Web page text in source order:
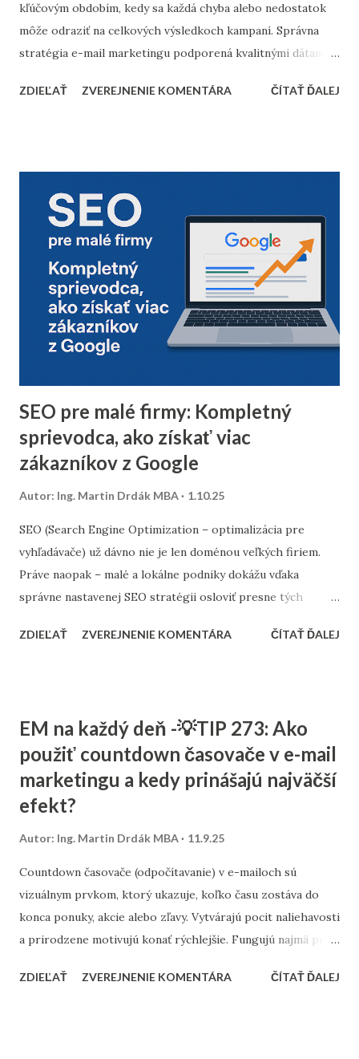
kľúčovým obdobím, kedy sa každá chyba alebo nedostatok
môže odraziť na celkových výsledkoch kampaní. Správna
stratégia e-mail marketingu podporená kvalitnými dátami a
priniesť nárast predajov aj vysokú spokojnosť zákazníkov.
Odfiltrovanie neaktívnych používateľov, starých alebo
neoverených e-mailov vám pomôže zvýšiť mieru
doručiteľnosti a znížiť riziko, že vaše e-maily skončia v
spam priečinku. Zamerajte sa najmä na tých príjemcov, ktorí
dlhodobo neotvárali e-maily – zvážte, či má zmysel ich
osloviť špeciálnou reaktivačnou kampaňou, alebo ich radšej
úplne odstrániť z databázy. 2. Segmentácia kontaktov podľa
minuloročnej v...
ZDIEĽAŤ ZVEREJNENIE KOMENTÁRA ČÍTAŤ ĎALEJ
SEO pre malé firmy: Kompletný
sprievodca, ako získať viac
zákazníkov z Google
Autor: Ing. Martin Drdák MBA 1.10.25
SEO (Search Engine Optimization – optimalizácia pre
vyhľadávače) už dávno nie je len doménou veľkých firiem.
Práve naopak – malé a lokálne podniky dokážu vďaka
správne nastavenej SEO stratégii osloviť presne tých
ako nastaviť SEO tak, aby fungovalo aj pri menšom
osloviť zákazníkov z celého Slovenska alebo len z vášho
mesta? Výskum kľúčových slov – zistite, čo ľudia hľadajú.
Namiesto všeobecných výrazov typu „kaviareň“ skúste
„kaviareň Bratislava Staré Mesto“ alebo „zdravé obedy
firmy vo vašom segmente. ➡️ Viac sa tejto téme venujeme v
článku: „Ako nájsť správne kľúčové slová pre malé firmy“ 2.
On-page SEO (čo viete spraviť priamo na webe) Tu ide o
úpravu obsahu a technických prvko...
ZDIEĽAŤ ZVEREJNENIE KOMENTÁRA ČÍTAŤ ĎALEJ
EM na každý deň -💡TIP 273: Ako
použiť countdown časovače v e-mail
marketingu a kedy prinášajú najväčší
efekt?
Autor: Ing. Martin Drdák MBA 11.9.25
Countdown časovače (odpočítavanie) v e-mailoch sú
vizuálnym prvkom, ktorý ukazuje, koľko času zostáva do
konca ponuky, akcie alebo zľavy. Vytvárajú pocit naliehavosti
a prirodzene motivujú konať rýchlejšie. Fungujú najmä pri
doručení do Vianoc alebo posledných hodinách platnosti
ZDIEĽAŤ ZVEREJNENIE KOMENTÁRA ČÍTAŤ ĎALEJ